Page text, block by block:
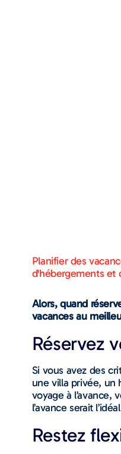
Planifier des
d'hébergements et
Alors, quand
vacances au
Réservez
Si vous avez des
une villa privée, un
voyage à l’avance,
l’avance serait
Restez